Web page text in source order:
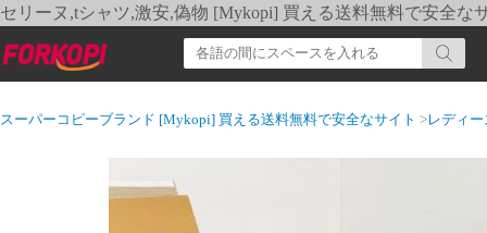
セリーヌ,tシャツ,激安,偽物 [Mykopi] 買える送料無料で安全な
スーパーコピーブランド [Mykopi] 買える送料無料で安全なサイト >レディ